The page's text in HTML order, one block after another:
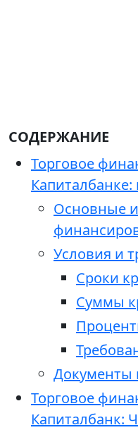
СОДЕРЖАНИЕ
Торговое
Основные
Условия и
Сроки
Суммы
Документы
Торговое
Капиталбанк: